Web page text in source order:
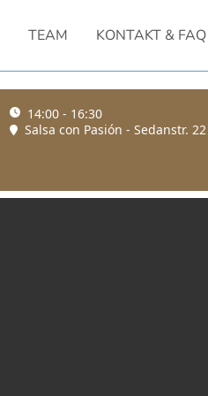
TEAM KONTAKT & FAQ
14:00 - 16:30
Salsa con Pasión - Sedanstr. 22